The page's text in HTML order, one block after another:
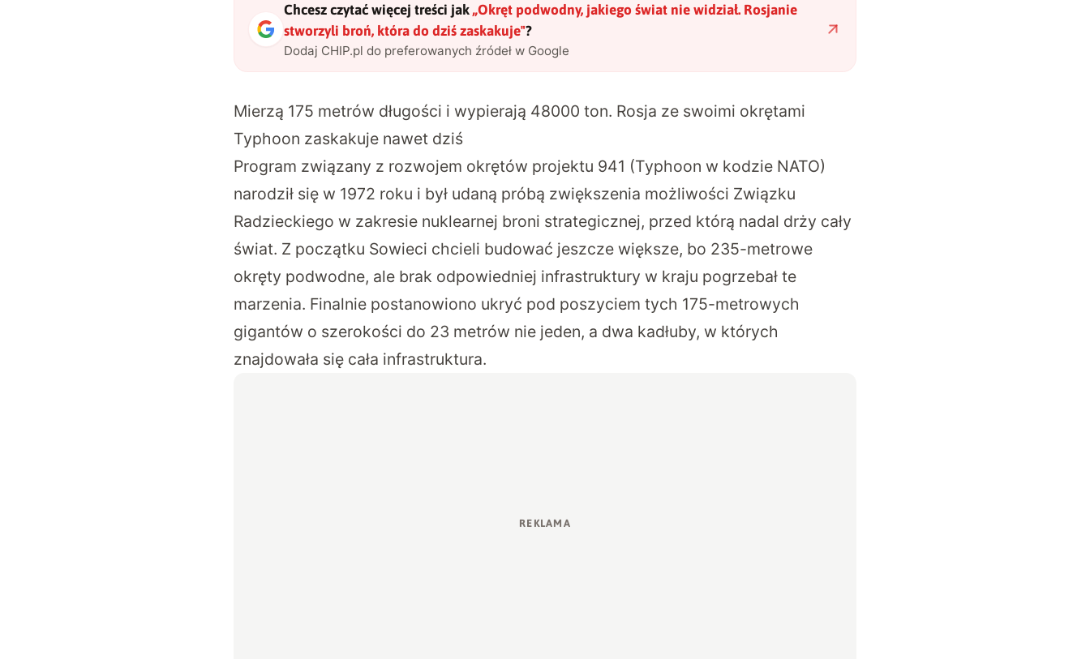
Chcesz czytać więcej treści jak „Okręt podwodny, jakiego świat nie widział. Rosjanie
stworzyli broń, która do dziś zaskakuje"?
Dodaj CHIP.pl do preferowanych źródeł w Google
Mierzą 175 metrów długości i wypierają 48000 ton. Rosja ze swoimi okrętami
Typhoon zaskakuje nawet dziś
Program związany z rozwojem okrętów projektu 941 (Typhoon w kodzie NATO)
narodził się w 1972 roku i był udaną próbą zwiększenia możliwości Związku
Radzieckiego w zakresie nuklearnej broni strategicznej, przed którą nadal drży cały
świat. Z początku Sowieci chcieli budować jeszcze większe, bo 235-metrowe
okręty podwodne, ale brak odpowiedniej infrastruktury w kraju pogrzebał te
marzenia. Finalnie postanowiono ukryć pod poszyciem tych 175-metrowych
gigantów o szerokości do 23 metrów nie jeden, a dwa kadłuby, w których
znajdowała się cała infrastruktura.